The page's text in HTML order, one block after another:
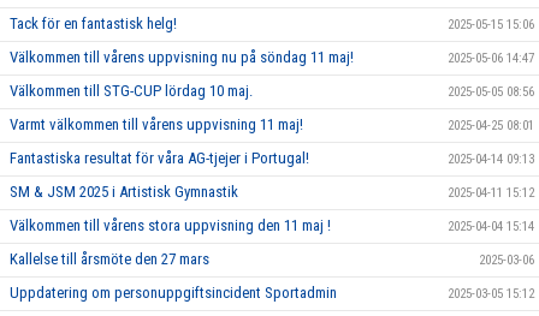
Tack för en fantastisk helg! 2025-05-15 15:06
Välkommen till vårens uppvisning nu på söndag 11 maj! 2025-05-06 14:47
Välkommen till STG-CUP lördag 10 maj. 2025-05-05 08:56
Varmt välkommen till vårens uppvisning 11 maj! 2025-04-25 08:01
Fantastiska resultat för våra AG-tjejer i Portugal! 2025-04-14 09:13
SM & JSM 2025 i Artistisk Gymnastik 2025-04-11 15:12
Välkommen till vårens stora uppvisning den 11 maj ! 2025-04-04 15:14
Kallelse till årsmöte den 27 mars 2025-03-06
Uppdatering om personuppgiftsincident Sportadmin 2025-03-05 15:12